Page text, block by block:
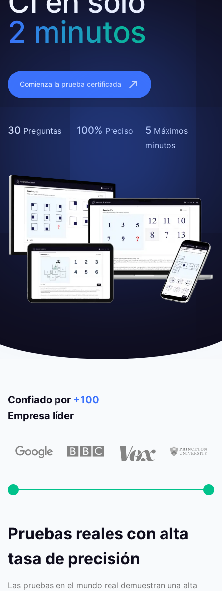
2 minutos
Comienza la prueba certificada
30 Preguntas 100% Preciso 5 Máximos
minutos
Confiado por +100
Empresa líder
Pruebas reales con alta
tasa de precisión
Las pruebas en el mundo real demuestran una alta